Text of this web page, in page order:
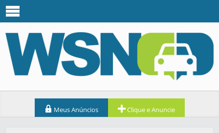
Meus Anúncios Clique e Anuncie